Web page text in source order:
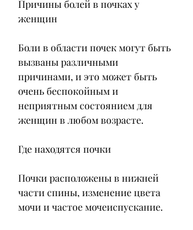
Причины болей в почках у
женщин
Боли в области почек могут быть
вызваны различными
причинами, и это может быть
очень беспокойным и
неприятным состоянием для
женщин в любом возрасте.
Где находятся почки
Почки расположены в нижней
части спины, изменение цвета
мочи и частое мочеиспускание.